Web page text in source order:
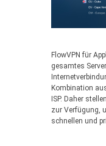
FlowVPN für
gesamtes
Kombination
ISP. Daher
zur Verfügung,
schnellen und